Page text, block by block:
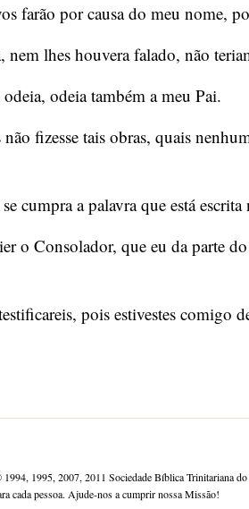
farão por causa do meu nome,
nem lhes houvera falado, não
odeia também a meu Pai.
não fizesse tais obras, quais
cumpra a palavra que está
o Consolador, que eu da parte
pois estivestes comigo
1995, 2007, 2011 Sociedade Bíblica Trinitariana
cada pessoa. Ajude-nos a cumprir nossa Missão!